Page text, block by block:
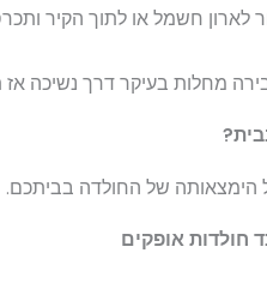
חשמל או לתוך הקיר
מחלות בעיקר דרך נשיכה
הימצאותה של החולדה בביתכם.
חולדות אופקים